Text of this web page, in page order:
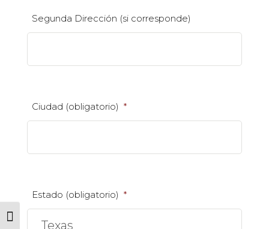
Toggle High Contrast
Segunda Dirección (si corresponde)
Ciudad (obligatorio) *
Estado (obligatorio) *